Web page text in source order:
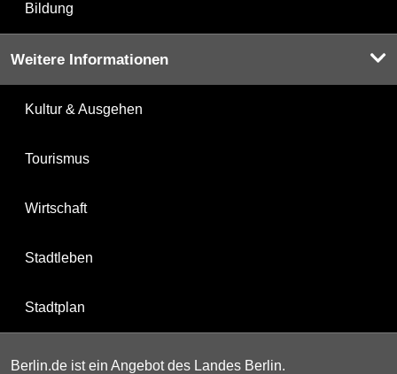
Bildung
Weitere Informationen
Kultur & Ausgehen
Tourismus
Wirtschaft
Stadtleben
Stadtplan
Berlin.de ist ein Angebot des Landes Berlin.